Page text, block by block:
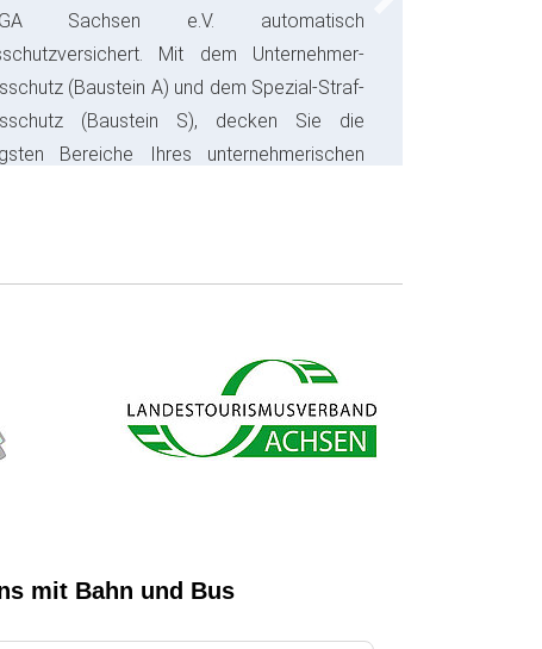
Sachsen e.V. automatisch
Mit dem Unternehmer-
(Baustein A) und dem Spezial-Straf-
(Baustein S), decken Sie die
Bereiche Ihres unternehmerischen
ab und sparen bares Geld.